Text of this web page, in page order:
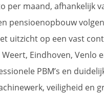
per maand, afhankelijk
pensioenopbouw
uitzicht op een vast
Eindhoven, Venlo
PBM’s en
veiligheid en